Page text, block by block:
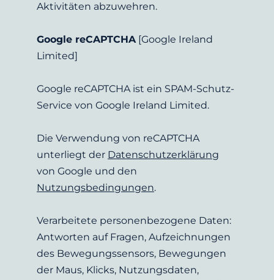
Aktivitäten abzuwehren.
Google reCAPTCHA [Google Ireland
Limited]
Google reCAPTCHA ist ein SPAM-Schutz-
Service von Google Ireland Limited.
Die Verwendung von reCAPTCHA
unterliegt der Datenschutzerklärung
Nutzungsbedingungen.
Verarbeitete personenbezogene Daten:
Antworten auf Fragen, Aufzeichnungen
des Bewegungssensors, Bewegungen
der Maus, Klicks, Nutzungsdaten,